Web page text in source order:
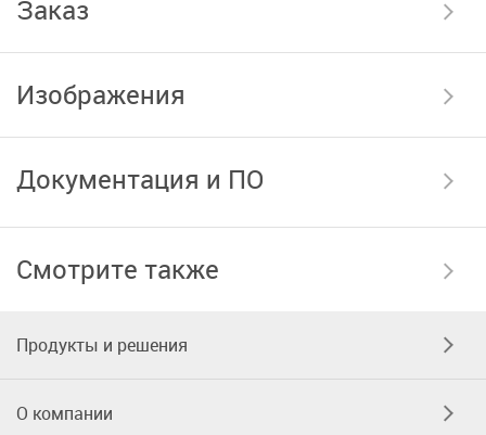
Заказ
Изображения
Документация и ПО
Смотрите также
Продукты и решения
О компании